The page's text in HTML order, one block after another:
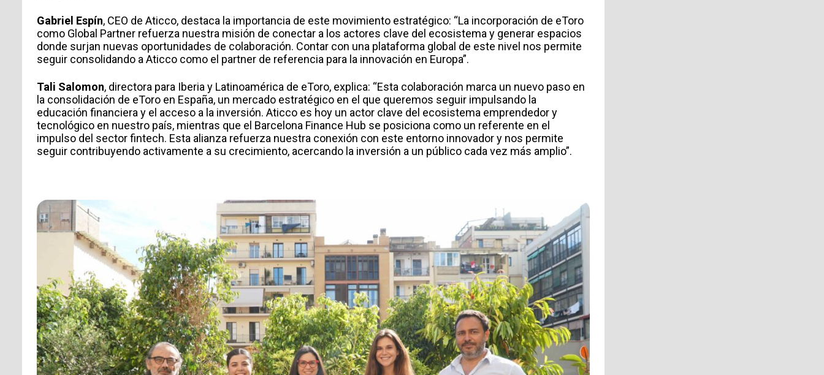
Gabriel Espín, CEO de Aticco, destaca la importancia de este movimiento estratégico: “La incorporación de eToro
como Global Partner refuerza nuestra misión de conectar a los actores clave del ecosistema y generar espacios
donde surjan nuevas oportunidades de colaboración. Contar con una plataforma global de este nivel nos permite
seguir consolidando a Aticco como el partner de referencia para la innovación en Europa”.
Tali Salomon, directora para Iberia y Latinoamérica de eToro, explica: “Esta colaboración marca un nuevo paso en
la consolidación de eToro en España, un mercado estratégico en el que queremos seguir impulsando la
educación financiera y el acceso a la inversión. Aticco es hoy un actor clave del ecosistema emprendedor y
tecnológico en nuestro país, mientras que el Barcelona Finance Hub se posiciona como un referente en el
impulso del sector fintech. Esta alianza refuerza nuestra conexión con este entorno innovador y nos permite
seguir contribuyendo activamente a su crecimiento, acercando la inversión a un público cada vez más amplio”.
TIPO DE SOLICITUD